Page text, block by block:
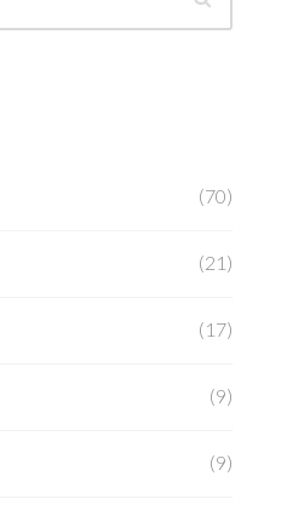
(70)
(21)
(17)
(9)
(9)